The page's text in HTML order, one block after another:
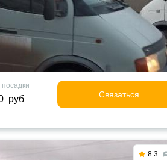
руб Связаться
8.3